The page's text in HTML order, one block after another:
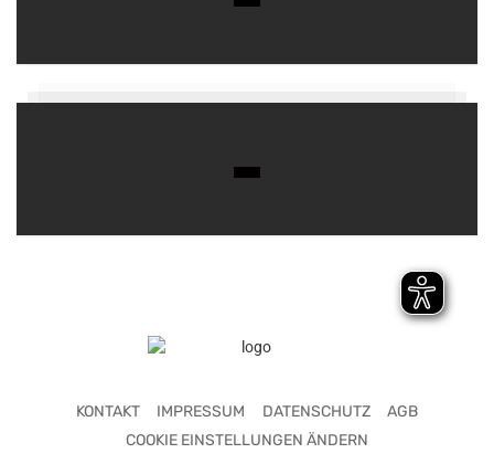
KONTAKT IMPRESSUM DATENSCHUTZ
AGB
COOKIE EINSTELLUNGEN ÄNDERN